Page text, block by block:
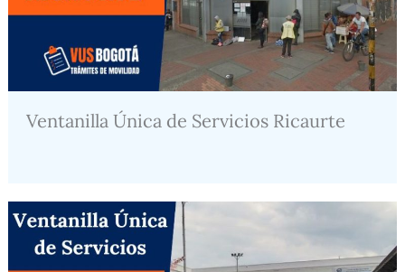
Ventanilla Única de Servicios Ricaurte